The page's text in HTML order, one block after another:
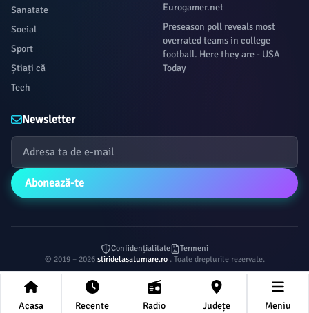
Sanatate
Social
Sport
Știați că
Tech
Eurogamer.net
Preseason poll reveals most
overrated teams in college
football. Here they are - USA
Today
Newsletter
Abonează-te
Confidențialitate
Termeni
© 2019 – 2026 stiridelasatumare.ro . Toate drepturile rezervate.
Acasa Recente Radio Județe Meniu